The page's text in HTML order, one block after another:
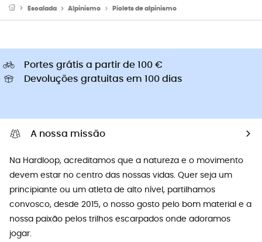
Escalada Alpinismo Piolets de alpinismo
Portes grátis a partir de 100 €
Devoluções gratuitas em 100 dias
A nossa missão
Na Hardloop, acreditamos que a natureza e o movimento
devem estar no centro das nossas vidas. Quer seja um
principiante ou um atleta de alto nível, partilhamos
convosco, desde 2015, o nosso gosto pelo bom material e a
nossa paixão pelos trilhos escarpados onde adoramos
jogar.